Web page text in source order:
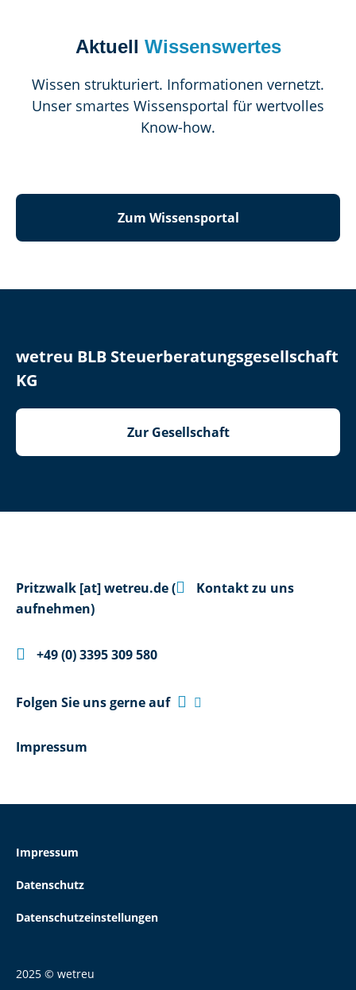
Aktuell Wissenswertes
Wissen strukturiert. Informationen vernetzt.
Unser smartes Wissensportal für wertvolles
Know-how.
Zum Wissensportal
wetreu BLB Steuerberatungsgesellschaft
KG
Zur Gesellschaft
Pritzwalk [at]wetreu.de(
Kontakt zu uns
aufnehmen)
 +49 (0) 3395 309 580
Folgen Sie uns gerne auf  
Impressum
2025 © wetreu
Impressum
Datenschutz
Datenschutzeinstellungen